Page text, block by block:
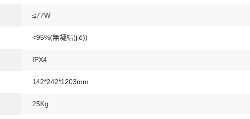
≤77W
<95%(無凝結(jié))
IPX4
142*242*1203mm
25Kg